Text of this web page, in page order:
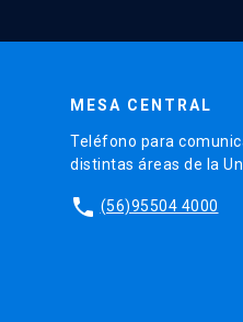
MESA CENTRAL
Teléfono para
distintas áreas de la
phone (56)95504 4000